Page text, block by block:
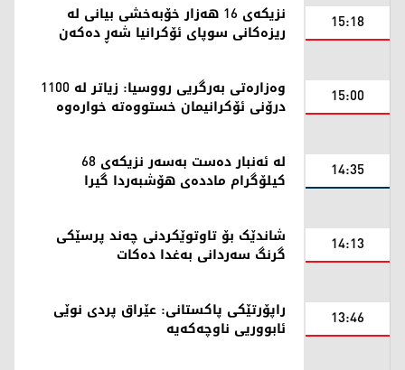
15:18 نزیکەی 16 هەزار خۆبەخشی بیانی لە
ریزەکانی سوپای ئۆکرانیا شەڕ دەکەن
15:00 وەزارەتی بەرگریی رووسیا: زیاتر لە 1100
درۆنی ئۆکرانیمان خستووەتە خوارەوە
14:35 لە ئەنبار دەست بەسەر نزیکەی 68
کیلۆگرام ماددەی هۆشبەردا گیرا
14:13 شاندێک بۆ تاوتوێکردنی چەند پرسێکی
گرنگ سەردانی بەغدا دەکات
13:46 راپۆرتێکی پاکستانی: عێراق پردی نوێی
ئابووریی ناوچەکەیە